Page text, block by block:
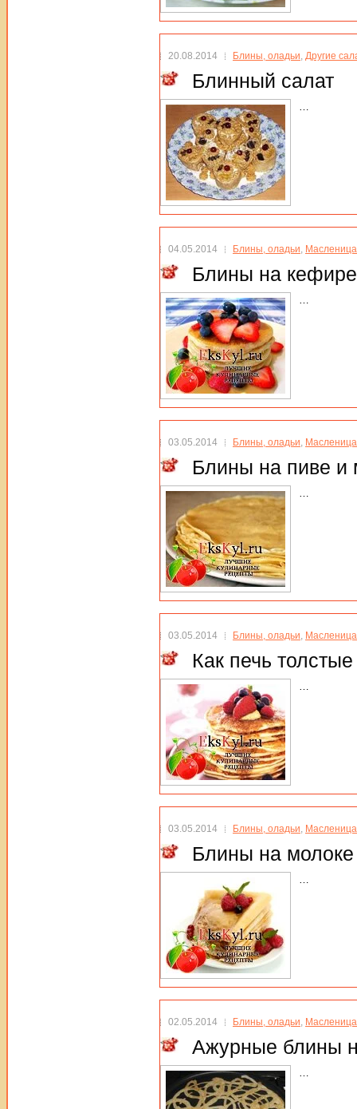
20.08.2014 Блины, оладьи Другие
Блинный салат
04.05.2014 Блины, оладьи
Блины на
03.05.2014 Блины, оладьи
Блины на пиве и
03.05.2014 Блины, оладьи
Как печь
03.05.2014 Блины, оладьи
Блины на молоке
02.05.2014 Блины, оладьи
Ажурные блины